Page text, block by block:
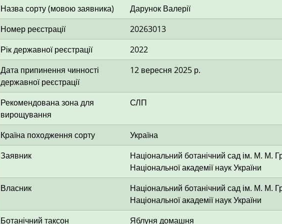
Назва сорту (мовою заявника)
Дарунок Валерії
Номер реєстрації
20263013
Рік державної реєстрації
2022
Дата припинення чинності
державної реєстрації
12 вересня 2025 р.
Рекомендована зона для
вирощування
СЛП
Країна походження сорту
Україна
Заявник
Національний ботанічний сад ім. М. М.
Національної академії наук України
Власник
Національний ботанічний сад ім. М. М.
Національної академії наук України
Ботанічний таксон
Яблуня домашня